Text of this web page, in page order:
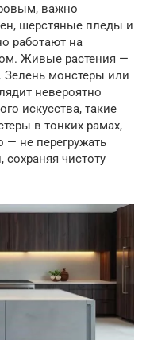
важно
шерстяные пледы и
работают на
Живые растения —
Зелень монстеры или
невероятно
искусства, такие
в тонких рамах,
— не перегружать
чистоту